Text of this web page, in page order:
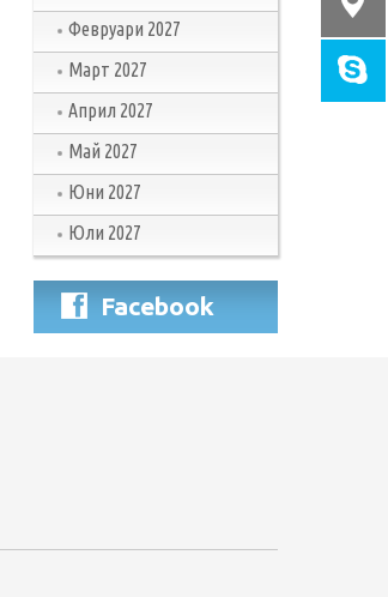
Февруари 2027
Март 2027
Април 2027
Май 2027
Юни 2027
Юли 2027
Facebook